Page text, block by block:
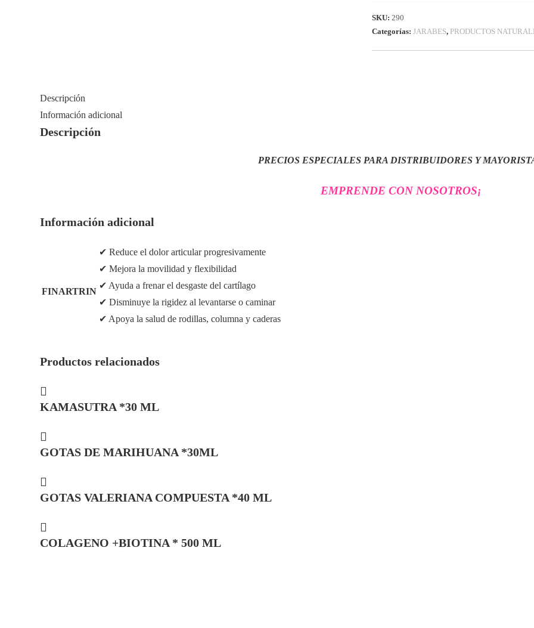
SKU: 290
Categorías: JARABES, PRODUCTOS
Descripción
Información adicional
Descripción
PRECIOS ESPECIALES PARA DISTRIBUIDORES Y
EMPRENDE CON NOSOTROS¡
Información adicional
FINARTRIN
✔ Reduce el dolor articular progresivamente
✔ Mejora la movilidad y flexibilidad
✔ Ayuda a frenar el desgaste del cartílago
✔ Disminuye la rigidez al levantarse o caminar
✔ Apoya la salud de rodillas, columna y caderas
Productos relacionados
KAMASUTRA *30 ML
GOTAS DE MARIHUANA *30ML
GOTAS VALERIANA COMPUESTA *40 ML
COLAGENO +BIOTINA * 500 ML